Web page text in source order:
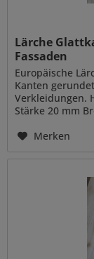
Lärche
Fassaden
Europäische
Kanten
Verkleidungen.
Stärke 20 mm
Merken